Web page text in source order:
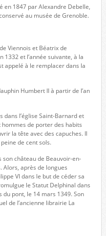
en 1847 par Alexandre Debelle,
au musée de Grenoble.
Viennois et Béatrix de
1332 et l’année suivante, à la
appelé à le remplacer dans la
Humbert II à partir de l’an
dans l’église Saint-Barnard et
de porter des habits
la tête avec des capuches. Il
de cent sols.
château de Beauvoir-en-
Alors, après de longues
VI dans le but de céder sa
le Statut Delphinal dans
pont, le 14 mars 1349. Son
de l’ancienne librairie La